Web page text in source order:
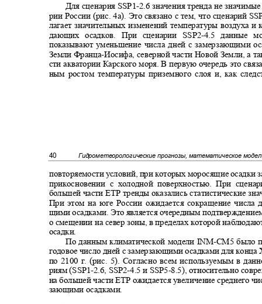
Для сценария SSP1-2.6 значения тренда не
рии России (рис. 4а). Это связано с тем, что сценарий
лагает значительных изменений температуры воздуха
дающих осадков. При сценарии SSP2-4.5 данные
показывают уменьшение числа дней с замерзающими
Земли Франца-Иосифа, северной части Новой Земли, а
сти акватории Карского моря. В первую очередь это
ным ростом температуры приземного слоя и, как
40 Гидрометеорологические прогнозы, математическое
повторяемости условий, при которых моросящие осадки
прикосновении с холодной поверхностью. При
большей части ЕТР тренды оказались статистические
При этом на юге России ожидается сокращение
щими осадками. Это является очередным
о смещении на север зоны, в пределах которой
осадки.
По данным климатической модели INM-CM5 было
годовое число дней с замерзающими осадками для конца
по 2100 г. (рис. 5). Согласно всем используемым в
риям (SSP1-2.6, SSP2-4.5 и SSP5-8.5), относительно
на большей части ЕТР ожидается увеличение среднего
зающими осадками.